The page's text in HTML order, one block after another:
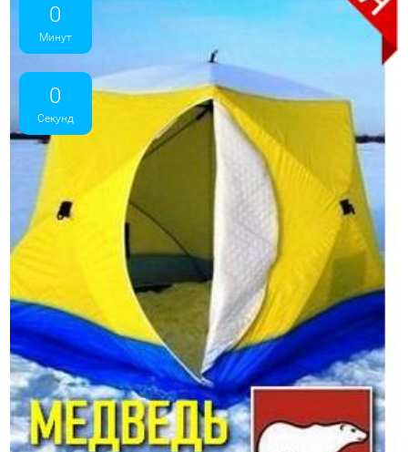
0
Минут
0
Секунд